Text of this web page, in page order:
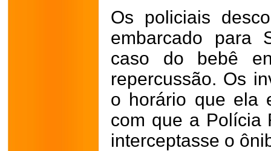
Os policiais
embarcado para
caso do bebê
repercussão. Os
o horário que ela
com que a Polícia
interceptasse o